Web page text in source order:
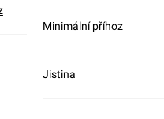
Minimální příhoz
Jistina